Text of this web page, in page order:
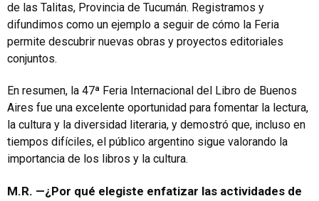
de las Talitas, Provincia de Tucumán. Registramos y
difundimos como un ejemplo a seguir de cómo la Feria
permite descubrir nuevas obras y proyectos editoriales
conjuntos.
En resumen, la 47ª Feria Internacional del Libro de Buenos
Aires fue una excelente oportunidad para fomentar la lectura,
la cultura y la diversidad literaria, y demostró que, incluso en
tiempos difíciles, el público argentino sigue valorando la
importancia de los libros y la cultura.
M.R. —¿Por qué elegiste enfatizar las actividades de